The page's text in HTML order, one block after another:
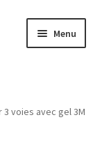
Menu
3 voies avec gel 3M